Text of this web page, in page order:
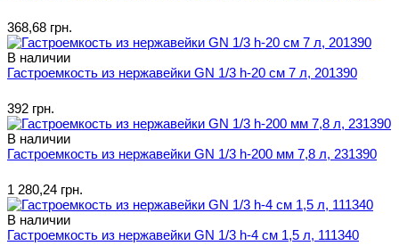
368,68 грн.
В наличии
Гастроемкость из нержавейки GN 1/3 h-20 см 7 л, 201390
392 грн.
В наличии
Гастроемкость из нержавейки GN 1/3 h-200 мм 7,8 л, 231390
1 280,24 грн.
В наличии
Гастроемкость из нержавейки GN 1/3 h-4 см 1,5 л, 111340